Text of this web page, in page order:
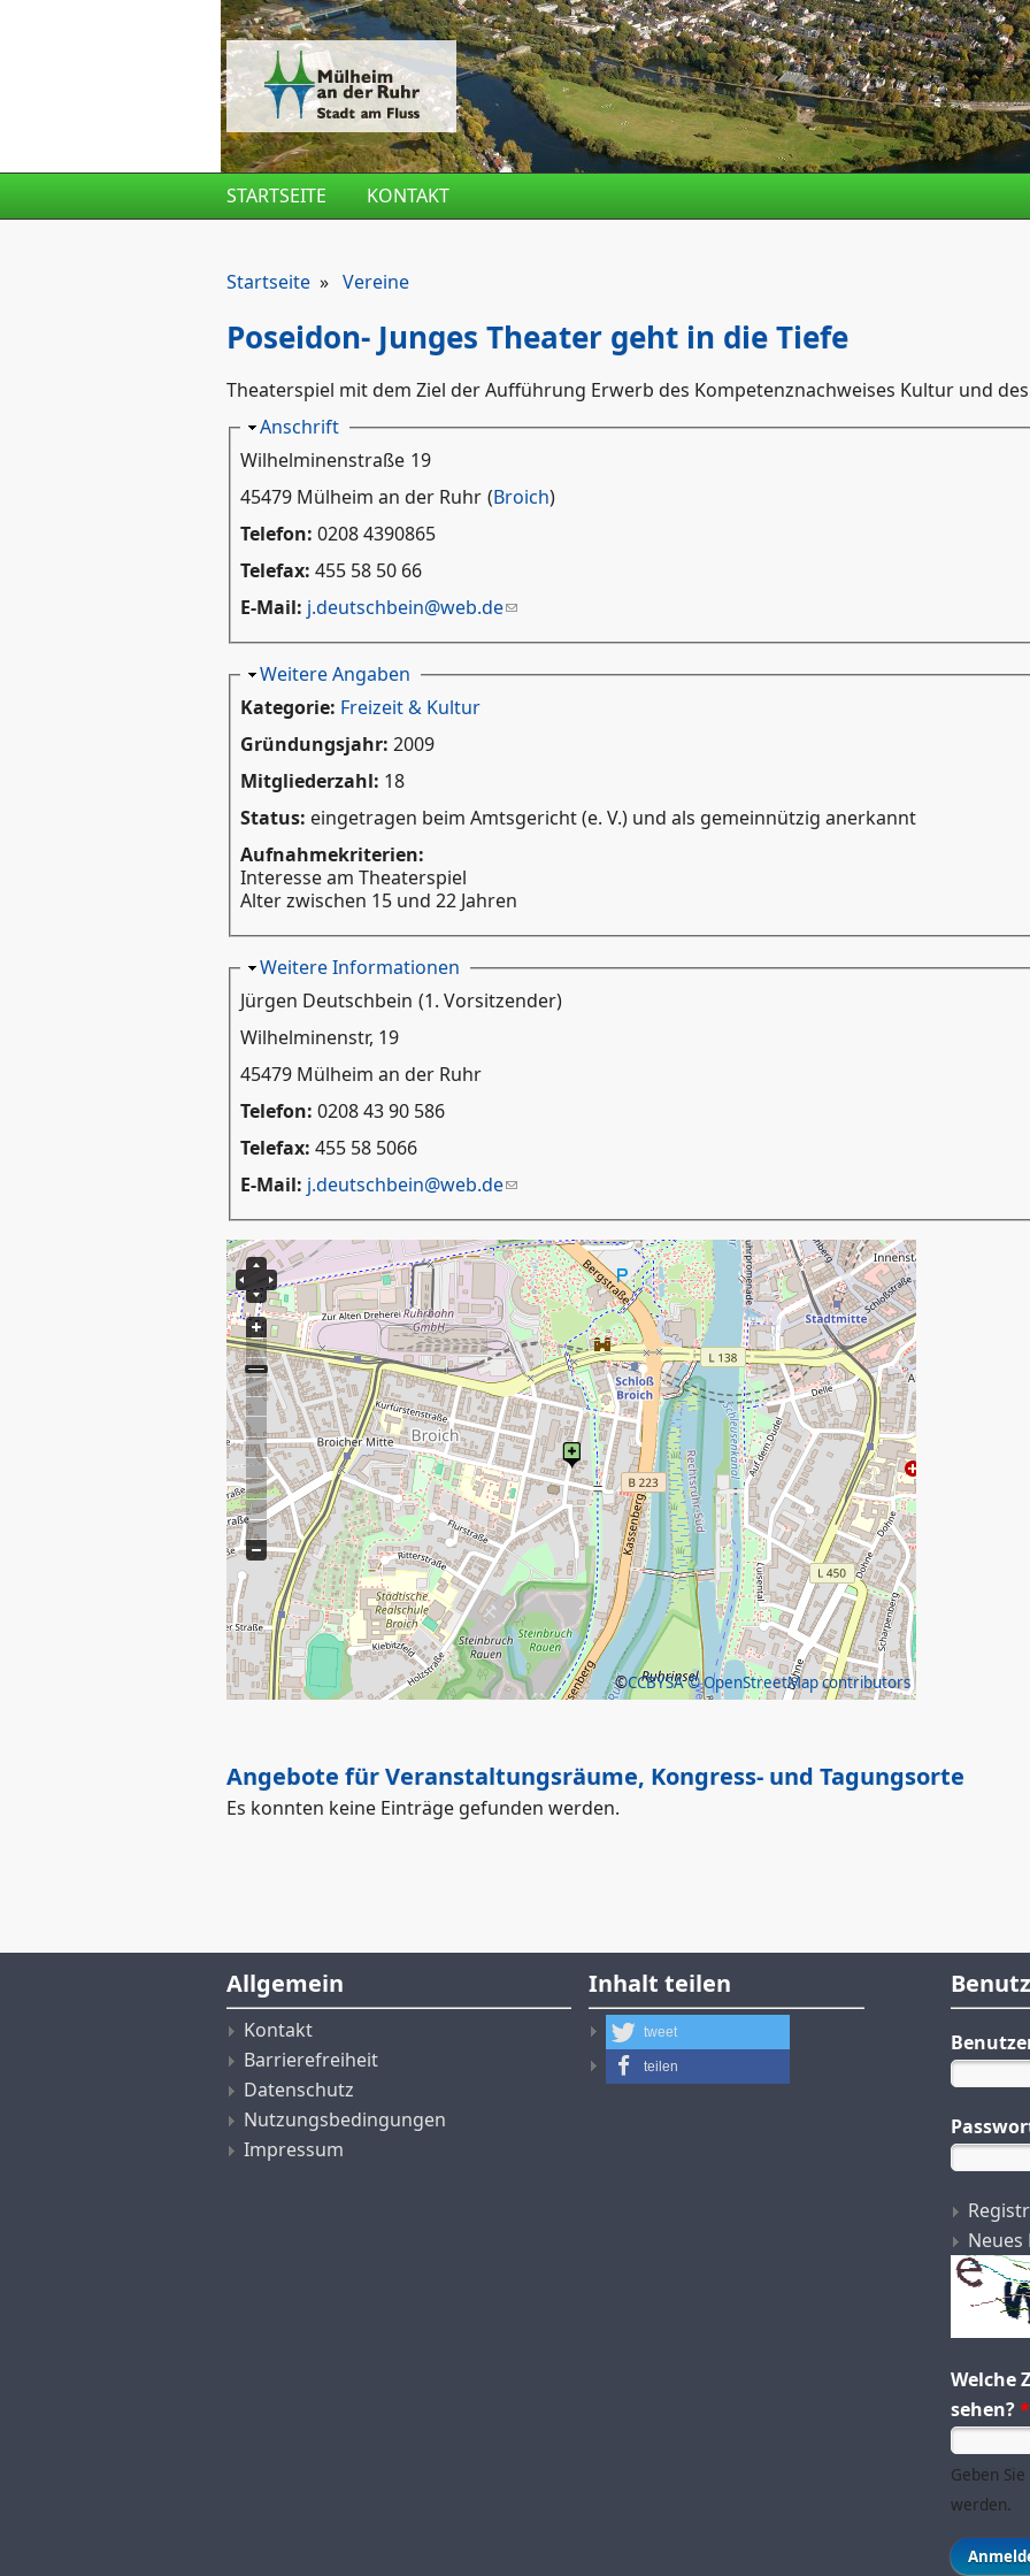
STARTSEITE KONTAKT
Startseite » Vereine
Poseidon- Junges Theater geht in die Tiefe
Theaterspiel mit dem Ziel der Aufführung Erwerb des Kompetenznachweises Kultur und
Ausblenden
Anschrift
Wilhelminenstraße 19
45479 Mülheim an der Ruhr (Broich)
Telefon: 0208 4390865
Telefax: 455 58 50 66
E-Mail: j.deutschbein@web.de
Ausblenden
Weitere Angaben
Kategorie: Freizeit & Kultur
Gründungsjahr: 2009
Mitgliederzahl: 18
Status: eingetragen beim Amtsgericht (e. V.) und als gemeinnützig anerkannt
Aufnahmekriterien:
Interesse am Theaterspiel
Alter zwischen 15 und 22 Jahren
Ausblenden
Weitere Informationen
Jürgen Deutschbein (1. Vorsitzender)
Wilhelminenstr, 19
45479 Mülheim an der Ruhr
Telefon: 0208 43 90 586
Telefax: 455 58 5066
E-Mail: j.deutschbein@web.de
©CCBYSA© OpenStreetMap contributors
Angebote für Veranstaltungsräume, Kongress- und Tagungsorte
Es konnten keine Einträge gefunden werden.
Allgemein
Kontakt
Barrierefreiheit
Datenschutz
Nutzungsbedingungen
Impressum
Inhalt teilen
tweet
teilen
Welche
sehen?*
Geben
werden.